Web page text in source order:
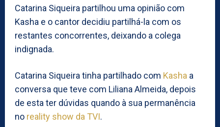
Catarina Siqueira partilhou uma opinião com
Kasha e o cantor decidiu partilhá-la com os
restantes concorrentes, deixando a colega
indignada.
Catarina Siqueira tinha partilhado com Kasha a
conversa que teve com Liliana Almeida, depois
de esta ter dúvidas quando à sua permanência
no reality show da TVI.